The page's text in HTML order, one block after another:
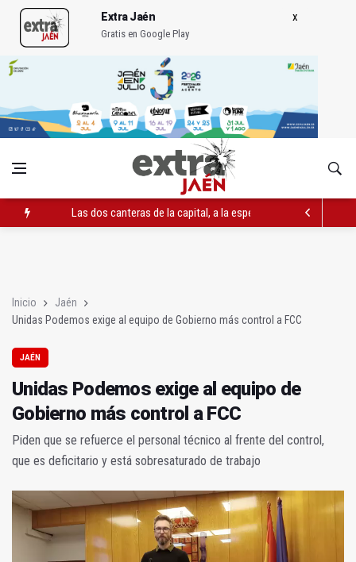
Extra Jaén
Gratis en Google Play
Las dos canteras de la capital, a la espera de que se restaure
El PP acusa al PSOE de querer "dejar fuera" a la Junta en el
Inicio
Jaén
Unidas Podemos exige al equipo de Gobierno más control a FCC
JAÉN
Unidas Podemos exige al equipo de
Gobierno más control a FCC
Piden que se refuerce el personal técnico al frente del control,
que es deficitario y está sobresaturado de trabajo